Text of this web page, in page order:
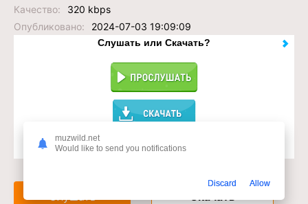
Качество:
320 kbps
Опубликовано:
2024-07-03 19:09:09
Слушать или Скачать?
Доступ к музыкальному сервису
Слушать Скачать
muzwild.net
Would like to send you notifications
Discard Allow